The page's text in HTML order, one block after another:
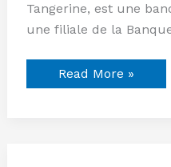
Tangerine, est une
une filiale de la
Read More »